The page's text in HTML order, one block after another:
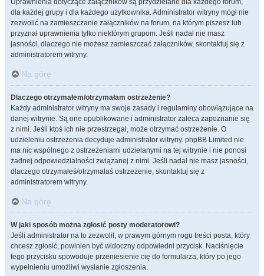
Uprawnienia dotyczące załączników są przydzielane dla każdego forum,
dla każdej grupy i dla każdego użytkownika. Administrator witryny mógł nie
zezwolić na zamieszczanie załączników na forum, na którym piszesz lub
przyznał uprawnienia tylko niektórym grupom. Jeśli nadal nie masz
jasności, dlaczego nie możesz zamieszczać załączników, skontaktuj się z
administratorem witryny.
Na górę
Dlaczego otrzymałem/otrzymałam ostrzeżenie?
Każdy administrator witryny ma swoje zasady i regulaminy obowiązujące na
danej witrynie. Są one opublikowane i administrator zaleca zapoznanie się
z nimi. Jeśli ktoś ich nie przestrzegał, może otrzymać ostrzeżenie. O
udzieleniu ostrzeżenia decyduje administrator witryny. phpBB Limited nie
ma nic wspólnego z ostrzeżeniami udzielanymi na tej witrynie i nie ponosi
żadnej odpowiedzialności związanej z nimi. Jeśli nadal nie masz jasności,
dlaczego otrzymałeś/otrzymałaś ostrzeżenie, skontaktuj się z
administratorem witryny.
Na górę
W jaki sposób można zgłosić posty moderatorowi?
Jeśli administrator na to zezwolił, w prawym górnym rogu treści posta, który
chcesz zgłosić, powinien być widoczny odpowiedni przycisk. Naciśnięcie
tego przycisku spowoduje przeniesienie cię do formularza, który po jego
wypełnieniu umożliwi wysłanie zgłoszenia.